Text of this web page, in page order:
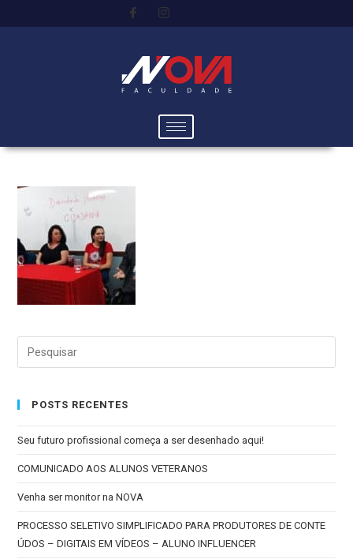
POSTS RECENTES
Seu futuro profissional começa a ser desenhado aqui!
COMUNICADO AOS ALUNOS VETERANOS
Venha ser monitor na NOVA
PROCESSO SELETIVO SIMPLIFICADO PARA PRODUTORES DE CONTE
ÚDOS – DIGITAIS EM VÍDEOS – ALUNO INFLUENCER